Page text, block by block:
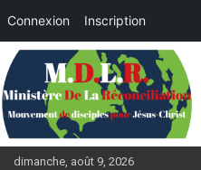
Connexion Inscription
Aller
au
contenu
dimanche, août 9, 2026